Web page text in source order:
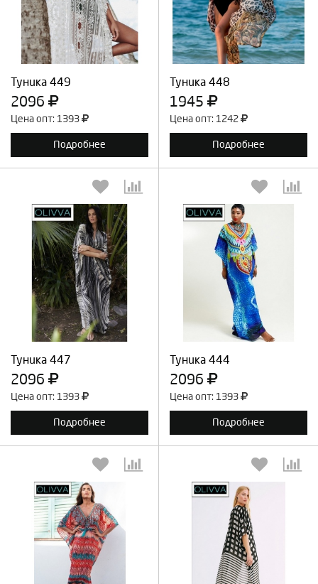
Туника 449
2096
Цена опт: 1393
Подробнее
Продолжить Отмена
Туника 448
1945
Цена опт: 1242
Подробнее
Продолжить Отмена
Туника 447
2096
Цена опт: 1393
Подробнее
Выберите количество:
Продолжить Отмена
Туника 444
2096
Цена опт: 1393
Подробнее
Выберите количество:
Продолжить Отмена
Выберите количество: Выберите количество: